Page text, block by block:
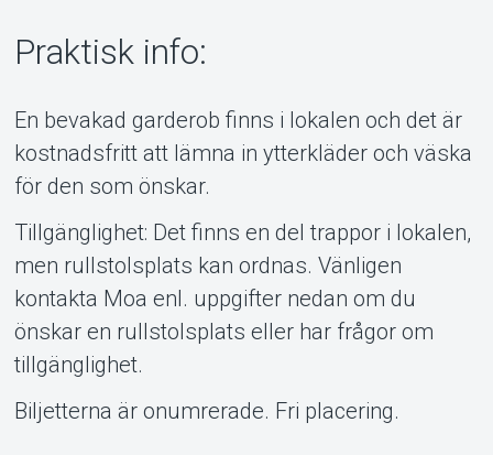
Praktisk info:
En bevakad garderob finns i lokalen och det är
kostnadsfritt att lämna in ytterkläder och väska
för den som önskar.
Tillgänglighet: Det finns en del trappor i lokalen,
men rullstolsplats kan ordnas. Vänligen
kontakta Moa enl. uppgifter nedan om du
önskar en rullstolsplats eller har frågor om
tillgänglighet.
Biljetterna är onumrerade. Fri placering.